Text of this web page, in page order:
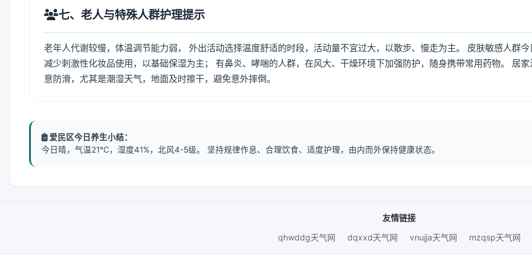
七、老人与特殊人群护理提示
老年人代谢较慢，体温调节能力弱， 外出活动选择温度舒适的时段，活动量不宜过大，以散步、慢走为主。 皮肤敏感人群今
减少刺激性化妆品使用，以基础保湿为主； 有鼻炎、哮喘的人群，在风大、干燥环境下加强防护，随身携带常用药物。 居家
意防滑，尤其是潮湿天气，地面及时擦干，避免意外摔倒。
爱民区今日养生小结：
今日晴，气温21℃，湿度41%，北风4-5级。 坚持规律作息、合理饮食、适度护理，由内而外保持健康状态。
友情链接
qhwddg天气网
dqxxd天气网 vnujja天气网 mzqsp天气网